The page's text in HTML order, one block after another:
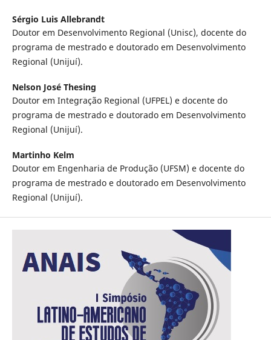
Sérgio Luis Allebrandt
Doutor em Desenvolvimento Regional (Unisc), docente do
programa de mestrado e doutorado em Desenvolvimento
Regional (Unijuí).
Nelson José Thesing
Doutor em Integração Regional (UFPEL) e docente do
programa de mestrado e doutorado em Desenvolvimento
Regional (Unijuí).
Martinho Kelm
Doutor em Engenharia de Produção (UFSM) e docente do
programa de mestrado e doutorado em Desenvolvimento
Regional (Unijuí).